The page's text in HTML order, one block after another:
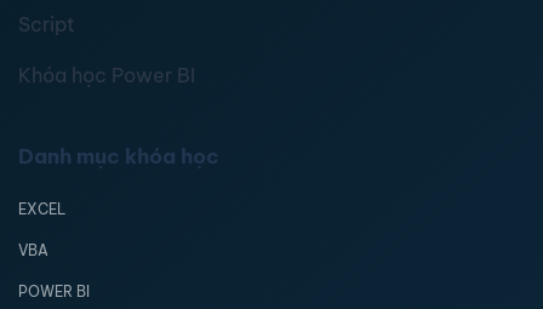
Script
Khóa học Power BI
Danh mục khóa học
EXCEL
VBA
POWER BI